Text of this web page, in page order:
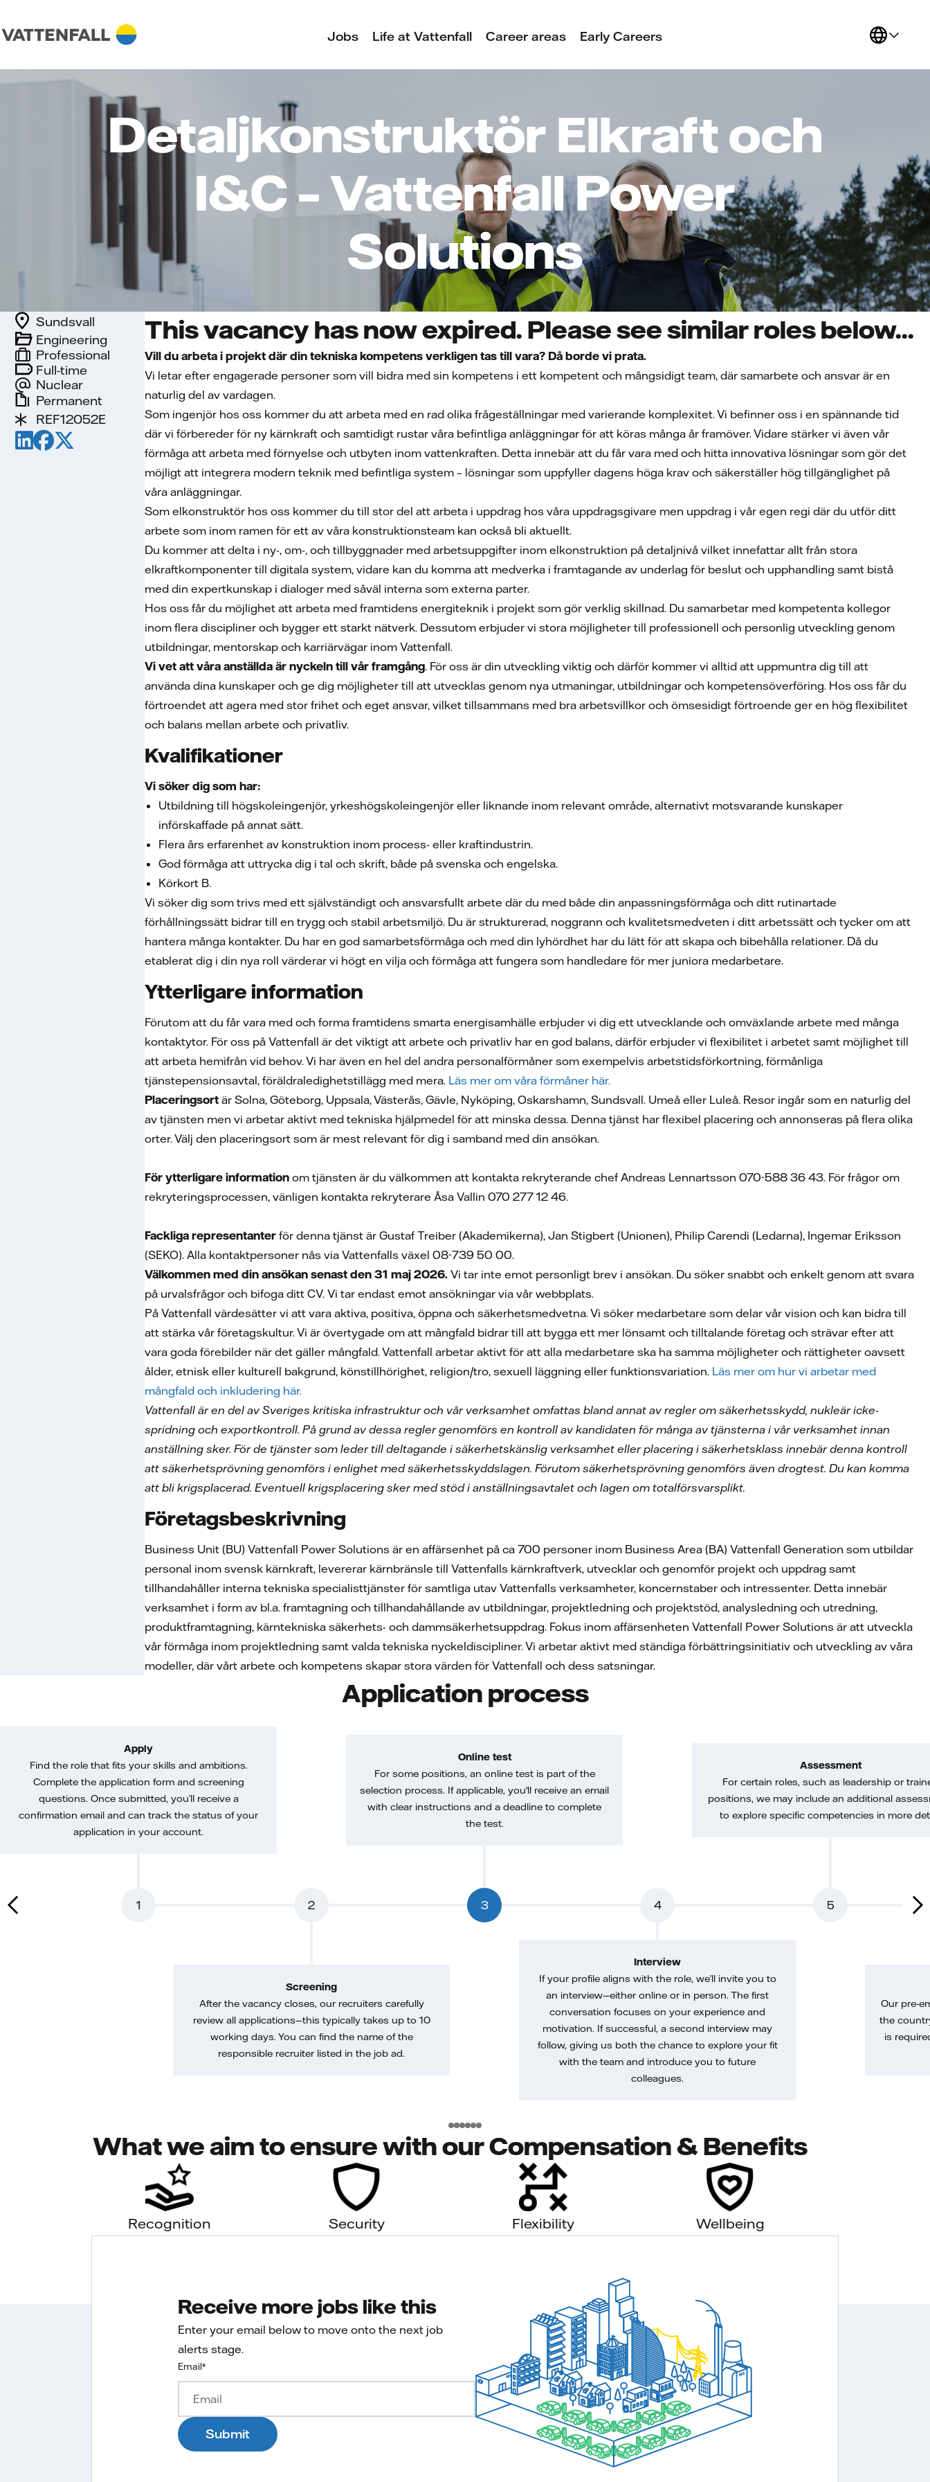
Jobs Life at Vattenfall Career areas Early Careers
Detaljkonstruktör Elkraft och
I&C – Vattenfall Power
Solutions
Full-time
Nuclear
Engineering
Sundsvall
Professional
Permanent
REF12052E
This vacancy has now expired. Please see similar roles below...
Vill du arbeta i projekt där din tekniska kompetens verkligen tas till vara? Då borde vi prata.
Vi letar efter engagerade personer som vill bidra med sin kompetens i ett kompetent och mångsidigt team, där samarbete och ansvar är en
naturlig del av vardagen.
Som ingenjör hos oss kommer du att arbeta med en rad olika frågeställningar med varierande komplexitet. Vi befinner oss i en spännande tid
där vi förbereder för ny kärnkraft och samtidigt rustar våra befintliga anläggningar för att köras många år framöver. Vidare stärker vi även vår
förmåga att arbeta med förnyelse och utbyten inom vattenkraften. Detta innebär att du får vara med och hitta innovativa lösningar som gör det
möjligt att integrera modern teknik med befintliga system – lösningar som uppfyller dagens höga krav och säkerställer hög tillgänglighet på
våra anläggningar.
Som elkonstruktör hos oss kommer du till stor del att arbeta i uppdrag hos våra uppdragsgivare men uppdrag i vår egen regi där du utför ditt
arbete som inom ramen för ett av våra konstruktionsteam kan också bli aktuellt.
Du kommer att delta i ny-, om-, och tillbyggnader med arbetsuppgifter inom elkonstruktion på detaljnivå vilket innefattar allt från stora
elkraftkomponenter till digitala system, vidare kan du komma att medverka i framtagande av underlag för beslut och upphandling samt bistå
med din expertkunskap i dialoger med såväl interna som externa parter.
Hos oss får du möjlighet att arbeta med framtidens energiteknik i projekt som gör verklig skillnad. Du samarbetar med kompetenta kollegor
inom flera discipliner och bygger ett starkt nätverk. Dessutom erbjuder vi stora möjligheter till professionell och personlig utveckling genom
utbildningar, mentorskap och karriärvägar inom Vattenfall.
Vi vet att våra anställda är nyckeln till vår framgång. För oss är din utveckling viktig och därför kommer vi alltid att uppmuntra dig till att
använda dina kunskaper och ge dig möjligheter till att utvecklas genom nya utmaningar, utbildningar och kompetensöverföring. Hos oss får du
förtroendet att agera med stor frihet och eget ansvar, vilket tillsammans med bra arbetsvillkor och ömsesidigt förtroende ger en hög flexibilitet
och balans mellan arbete och privatliv.
Kvalifikationer
Vi söker dig som har:
Utbildning till högskoleingenjör, yrkeshögskoleingenjör eller liknande inom relevant område, alternativt motsvarande kunskaper
införskaffade på annat sätt.
Flera års erfarenhet av konstruktion inom process- eller kraftindustrin.
God förmåga att uttrycka dig i tal och skrift, både på svenska och engelska.
Körkort B.
Vi söker dig som trivs med ett självständigt och ansvarsfullt arbete där du med både din anpassningsförmåga och ditt rutinartade
förhållningssätt bidrar till en trygg och stabil arbetsmiljö. Du är strukturerad, noggrann och kvalitetsmedveten i ditt arbetssätt och tycker om att
hantera många kontakter. Du har en god samarbetsförmåga och med din lyhördhet har du lätt för att skapa och bibehålla relationer. Då du
etablerat dig i din nya roll värderar vi högt en vilja och förmåga att fungera som handledare för mer juniora medarbetare.
Ytterligare information
Förutom att du får vara med och forma framtidens smarta energisamhälle erbjuder vi dig ett utvecklande och omväxlande arbete med många
kontaktytor. För oss på Vattenfall är det viktigt att arbete och privatliv har en god balans, därför erbjuder vi flexibilitet i arbetet samt möjlighet till
att arbeta hemifrån vid behov. Vi har även en hel del andra personalförmåner som exempelvis arbetstidsförkortning, förmånliga
tjänstepensionsavtal, föräldraledighetstillägg med mera. Läs mer om våra förmåner här.
Placeringsort är Solna, Göteborg, Uppsala, Västerås, Gävle, Nyköping, Oskarshamn, Sundsvall. Umeå eller Luleå. Resor ingår som en naturlig del
av tjänsten men vi arbetar aktivt med tekniska hjälpmedel för att minska dessa. Denna tjänst har flexibel placering och annonseras på flera olika
orter. Välj den placeringsort som är mest relevant för dig i samband med din ansökan.
För ytterligare information om tjänsten är du välkommen att kontakta rekryterande chef Andreas Lennartsson 070-588 36 43. För frågor om
rekryteringsprocessen, vänligen kontakta rekryterare Åsa Vallin 070 277 12 46.
Fackliga representanter för denna tjänst är Gustaf Treiber (Akademikerna), Jan Stigbert (Unionen), Philip Carendi (Ledarna), Ingemar Eriksson
(SEKO). Alla kontaktpersoner nås via Vattenfalls växel 08-739 50 00.
Välkommen med din ansökan senast den 31 maj 2026. Vi tar inte emot personligt brev i ansökan. Du söker snabbt och enkelt genom att svara
på urvalsfrågor och bifoga ditt CV. Vi tar endast emot ansökningar via vår webbplats.
På Vattenfall värdesätter vi att vara aktiva, positiva, öppna och säkerhetsmedvetna. Vi söker medarbetare som delar vår vision och kan bidra till
att stärka vår företagskultur. Vi är övertygade om att mångfald bidrar till att bygga ett mer lönsamt och tilltalande företag och strävar efter att
vara goda förebilder när det gäller mångfald. Vattenfall arbetar aktivt för att alla medarbetare ska ha samma möjligheter och rättigheter oavsett
ålder, etnisk eller kulturell bakgrund, könstillhörighet, religion/tro, sexuell läggning eller funktionsvariation. Läs mer om hur vi arbetar med
mångfald och inkludering här.
Vattenfall är en del av Sveriges kritiska infrastruktur och vår verksamhet omfattas bland annat av regler om säkerhetsskydd, nukleär icke-
spridning och exportkontroll. På grund av dessa regler genomförs en kontroll av kandidaten för många av tjänsterna i vår verksamhet innan
anställning sker. För de tjänster som leder till deltagande i säkerhetskänslig verksamhet eller placering i säkerhetsklass innebär denna kontroll
att säkerhetsprövning genomförs i enlighet med säkerhetsskyddslagen. Förutom säkerhetsprövning genomförs även drogtest. Du kan komma
att bli krigsplacerad. Eventuell krigsplacering sker med stöd i anställningsavtalet och lagen om totalförsvarsplikt.
Företagsbeskrivning
Business Unit (BU) Vattenfall Power Solutions är en affärsenhet på ca 700 personer inom Business Area (BA) Vattenfall Generation som utbildar
personal inom svensk kärnkraft, levererar kärnbränsle till Vattenfalls kärnkraftverk, utvecklar och genomför projekt och uppdrag samt
tillhandahåller interna tekniska specialisttjänster för samtliga utav Vattenfalls verksamheter, koncernstaber och intressenter. Detta innebär
verksamhet i form av bl.a. framtagning och tillhandahållande av utbildningar, projektledning och projektstöd, analysledning och utredning,
produktframtagning, kärntekniska säkerhets- och dammsäkerhetsuppdrag. Fokus inom affärsenheten Vattenfall Power Solutions är att utveckla
vår förmåga inom projektledning samt valda tekniska nyckeldiscipliner. Vi arbetar aktivt med ständiga förbättringsinitiativ och utveckling av våra
modeller, där vårt arbete och kompetens skapar stora värden för Vattenfall och dess satsningar.
Application process
1
Apply
Find the role that fits your skills and ambitions.
Complete the application form and screening
questions. Once submitted, you’ll receive a
confirmation email and can track the status of your
application in your account.
2
Screening
After the vacancy closes, our recruiters carefully
review all applications—this typically takes up to 10
working days. You can find the name of the
responsible recruiter listed in the job ad.
3
Online test
For some positions, an online test is part of the
selection process. If applicable, you'll receive an email
with clear instructions and a deadline to complete
the test.
4
Interview
If your profile aligns with the role, we’ll invite you to
an interview—either online or in person. The first
conversation focuses on your experience and
motivation. If successful, a second interview may
follow, giving us both the chance to explore your fit
with the team and introduce you to future
colleagues.
5
Assessment
For certain roles, such as leadership or
positions, we may include an additional
to explore specific competencies in more
Our pre-
the
is
What we aim to ensure with our Compensation & Benefits
Recognition Security Flexibility Wellbeing
Receive more jobs like this
Enter your email below to move onto the next job
alerts stage.
Email*
Submit